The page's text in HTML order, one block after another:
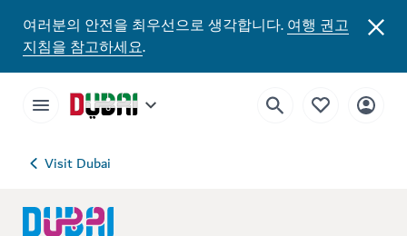
여러분의 안전을 최우선으로 생각합니다.여행 권고
지침을 참고하세요.
Visit Dubai